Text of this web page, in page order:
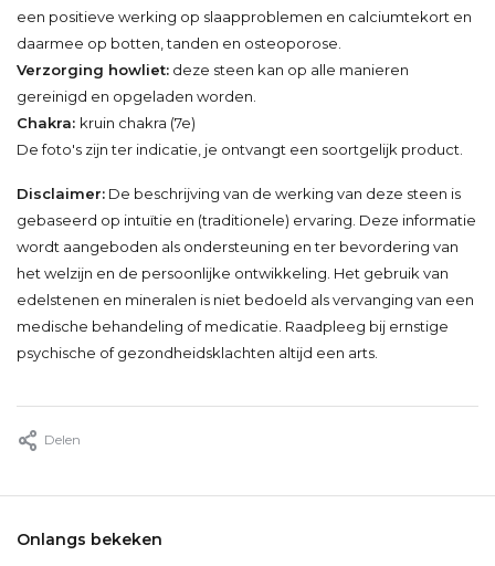
een positieve werking op slaapproblemen en calciumtekort en
daarmee op botten, tanden en osteoporose.
Verzorging howliet: deze steen kan op alle manieren
gereinigd en opgeladen worden.
Chakra: kruin chakra (7e)
De foto's zijn ter indicatie, je ontvangt een soortgelijk product.
Disclaimer: De beschrijving van de werking van deze steen is
gebaseerd op intuïtie en (traditionele) ervaring. Deze informatie
wordt aangeboden als ondersteuning en ter bevordering van
het welzijn en de persoonlijke ontwikkeling. Het gebruik van
edelstenen en mineralen is niet bedoeld als vervanging van een
medische behandeling of medicatie. Raadpleeg bij ernstige
psychische of gezondheidsklachten altijd een arts.
Delen
Onlangs bekeken